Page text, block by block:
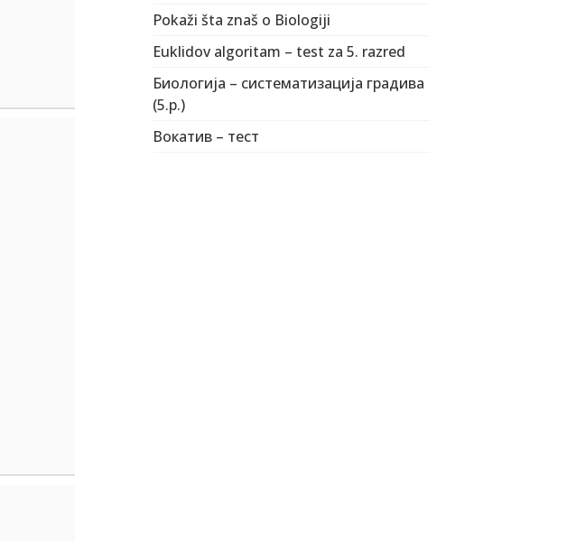
Pokaži šta znaš o Biologiji
Euklidov algoritam – test za 5. razred
Биологија – систематизација градива
(5.р.)
Вокатив – тест